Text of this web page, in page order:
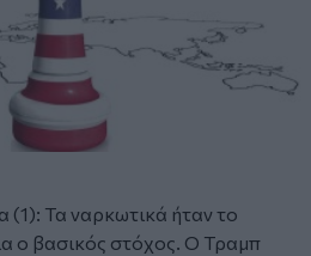
(1): Τα ναρκωτικά ήταν το
ο βασικός στόχος. Ο Τραμπ